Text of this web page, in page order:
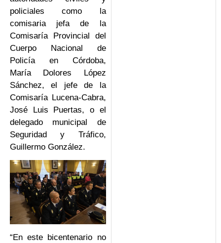
policiales como la
comisaria jefa de la
Comisaría Provincial del
Cuerpo Nacional de
Policía en Córdoba,
María Dolores López
Sánchez, el jefe de la
Comisaría Lucena-Cabra,
José Luis Puertas, o el
delegado municipal de
Seguridad y Tráfico,
Guillermo González.
“En este bicentenario no